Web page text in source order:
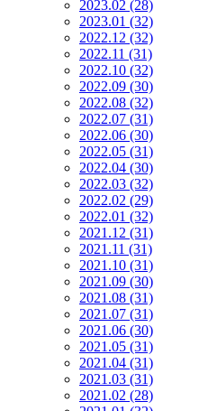
2023.02 (28)
2023.01 (32)
2022.12 (32)
2022.11 (31)
2022.10 (32)
2022.09 (30)
2022.08 (32)
2022.07 (31)
2022.06 (30)
2022.05 (31)
2022.04 (30)
2022.03 (32)
2022.02 (29)
2022.01 (32)
2021.12 (31)
2021.11 (31)
2021.10 (31)
2021.09 (30)
2021.08 (31)
2021.07 (31)
2021.06 (30)
2021.05 (31)
2021.04 (31)
2021.03 (31)
2021.02 (28)